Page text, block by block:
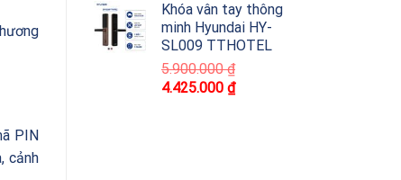
PIN
cảnh
Khóa vân tay thông
minh Hyundai HY-
SL009 TTHOTEL
5.900.000₫
4.425.000 ₫